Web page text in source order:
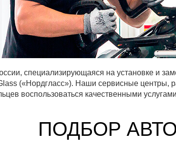
специализирующаяся на установке и
(«Нордгласс»). Наши сервисные
воспользоваться качественными
ПОДБОР